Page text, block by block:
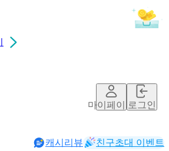
마이페이지로그인
캐시리뷰 친구초대 이벤트